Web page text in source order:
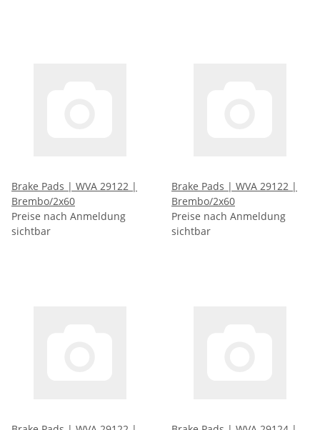
Brake Pads | WVA 29122 |
Brembo/2x60
Preise nach Anmeldung
sichtbar
Brake Pads | WVA 29122 |
Brembo/2x60
Preise nach Anmeldung
sichtbar